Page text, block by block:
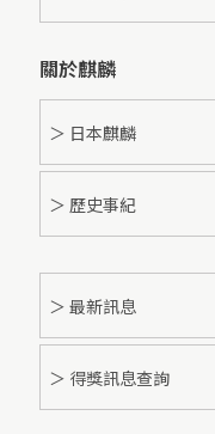
關於麒麟
＞ 日本麒麟
＞ 歷史事紀
＞ 最新訊息
＞ 得獎訊息查詢